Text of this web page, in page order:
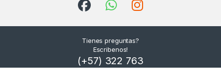
Tienes preguntas?
Escribenos!
(+57) 322 763